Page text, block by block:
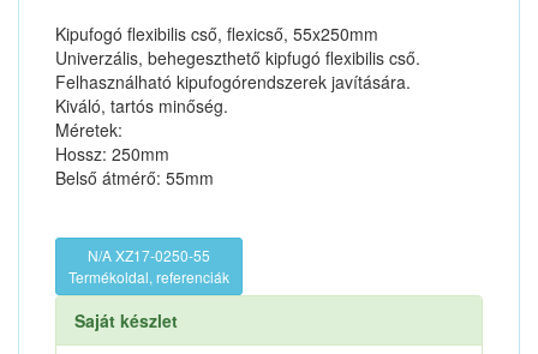
Kipufogó flexibilis cső, flexicső, 55x250mm
Univerzális, behegeszthető kipfugó flexibilis cső.
Felhasználható kipufogórendszerek javítására.
Kiváló, tartós minőség.
Méretek:
Hossz: 250mm
Belső átmérő: 55mm
N/A XZ17-0250-55
Termékoldal, referenciák
Saját készlet